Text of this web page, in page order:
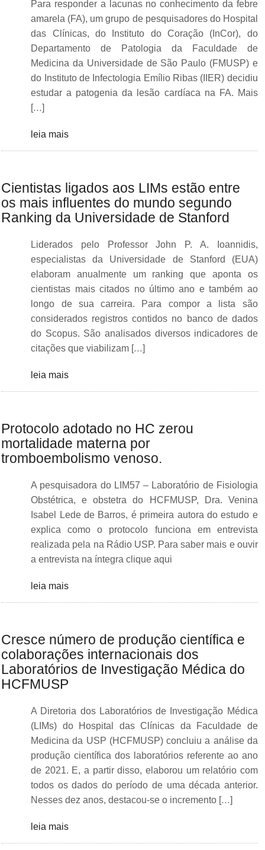
Para responder a lacunas no conhecimento da febre
amarela (FA), um grupo de pesquisadores do Hospital
das Clínicas, do Instituto do Coração (InCor), do
Departamento de Patologia da Faculdade de
Medicina da Universidade de São Paulo (FMUSP) e
do Instituto de Infectologia Emílio Ribas (IIER) decidiu
estudar a patogenia da lesão cardíaca na FA. Mais
[…]
leia mais
Cientistas ligados aos LIMs estão entre
os mais influentes do mundo segundo
Ranking da Universidade de Stanford
Liderados pelo Professor John P. A. Ioannidis,
especialistas da Universidade de Stanford (EUA)
elaboram anualmente um ranking que aponta os
cientistas mais citados no último ano e também ao
longo de sua carreira. Para compor a lista são
considerados registros contidos no banco de dados
do Scopus. São analisados diversos indicadores de
citações que viabilizam […]
leia mais
Protocolo adotado no HC zerou
mortalidade materna por
tromboembolismo venoso.
A pesquisadora do LIM57 – Laboratório de Fisiologia
Obstétrica, e obstetra do HCFMUSP, Dra. Venina
Isabel Lede de Barros, é primeira autora do estudo e
explica como o protocolo funciona em entrevista
realizada pela na Rádio USP. Para saber mais e ouvir
a entrevista na íntegra clique aqui
leia mais
Cresce número de produção científica e
colaborações internacionais dos
Laboratórios de Investigação Médica do
HCFMUSP
A Diretoria dos Laboratórios de Investigação Médica
(LIMs) do Hospital das Clínicas da Faculdade de
Medicina da USP (HCFMUSP) concluiu a análise da
produção científica dos laboratórios referente ao ano
de 2021. E, a partir disso, elaborou um relatório com
todos os dados do período de uma década anterior.
Nesses dez anos, destacou-se o incremento […]
leia mais